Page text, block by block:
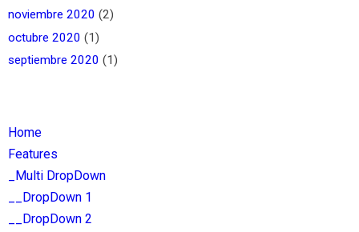
noviembre 2020 (2)
octubre 2020 (1)
septiembre 2020 (1)
Home
Features
_Multi DropDown
__DropDown 1
__DropDown 2